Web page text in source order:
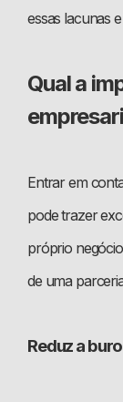
essas lacunas
Qual a
Entrar em
pode trazer
próprio
de uma
Reduz a